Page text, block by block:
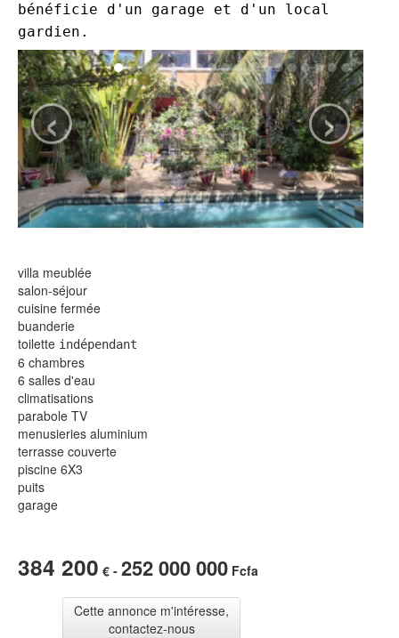
bénéficie d'un garage et d'un local
gardien.
‹ ›
villa meublée
salon-séjour
cuisine fermée
buanderie
toilette indépendant
6 chambres
6 salles d'eau
climatisations
parabole TV
menusieries aluminium
terrasse couverte
piscine 6X3
puits
garage
384 200 € - 252 000 000 Fcfa
Cette annonce m'intéresse,
contactez-nous